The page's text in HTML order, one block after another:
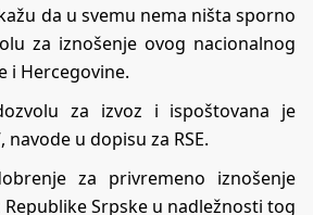
da u svemu nema ništa sporno
za iznošenje ovog nacionalnog
i Hercegovine.
za izvoz i ispoštovana je
navode u dopisu za RSE.
za privremeno iznošenje
Srpske u nadležnosti tog